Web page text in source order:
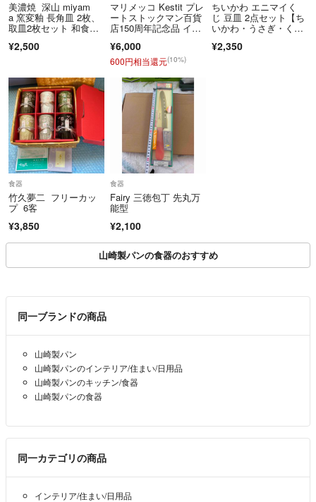
美濃焼 深山 miyam
a 窯変釉 長角皿 2枚、
取皿2枚セット 和食
¥2,500
マリメッコ Kestit プレ
ートストックマン百貨
店150周年記念品 イエ
7104
¥6,000
600円相当還元(10%)
ちいかわ エニマイく
じ 豆皿 2点セット【ち
いかわ・うさぎ・くり
ー】
¥2,350
食器
竹久夢二 フリーカッ
プ 6客
¥3,850
食器
Fairy 三徳包丁 先丸万
能型
¥2,100
山崎製パンの食器のおすすめ
同一ブランドの商品
山崎製パン
山崎製パンのインテリア/住まい/日用品
山崎製パンのキッチン/食器
山崎製パンの食器
同一カテゴリの商品
インテリア/住まい/日用品